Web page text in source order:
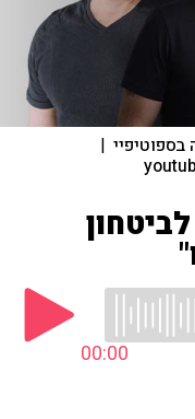
בספוטיפיי |
00:00